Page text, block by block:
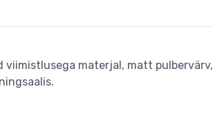
viimistlusega materjal, matt pulbervärv,